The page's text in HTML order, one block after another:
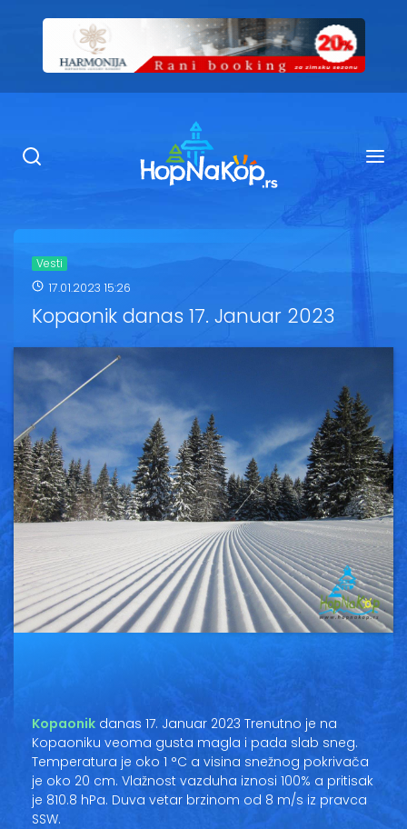
Ugostiteljstvo
Kop Info
Vesti
Oglasi
Galerija
Copyright© 2020
HopNaKop
Vesti
17.01.2023 15:26
Kopaonik danas 17. Januar 2023
Kopaonik danas 17. Januar 2023 Trenutno je na
Kopaoniku veoma gusta magla i pada slab sneg.
Temperatura je oko 1 °C a visina snežnog pokrivača
je oko 20 cm. Vlažnost vazduha iznosi 100% a pritisak
je 810.8 hPa. Duva vetar brzinom od 8 m/s iz pravca
SSW.